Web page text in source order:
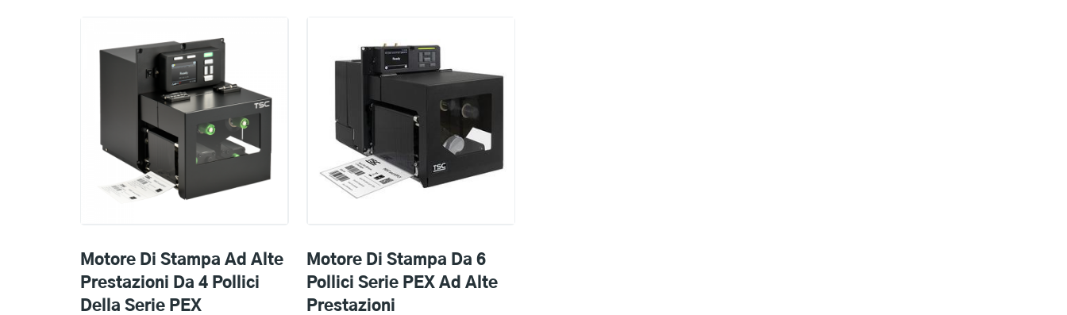
Motore Di Stampa Ad Alte
Prestazioni Da 4 Pollici
Della Serie PEX
Motore Di Stampa Da 6
Pollici Serie PEX Ad Alte
Prestazioni